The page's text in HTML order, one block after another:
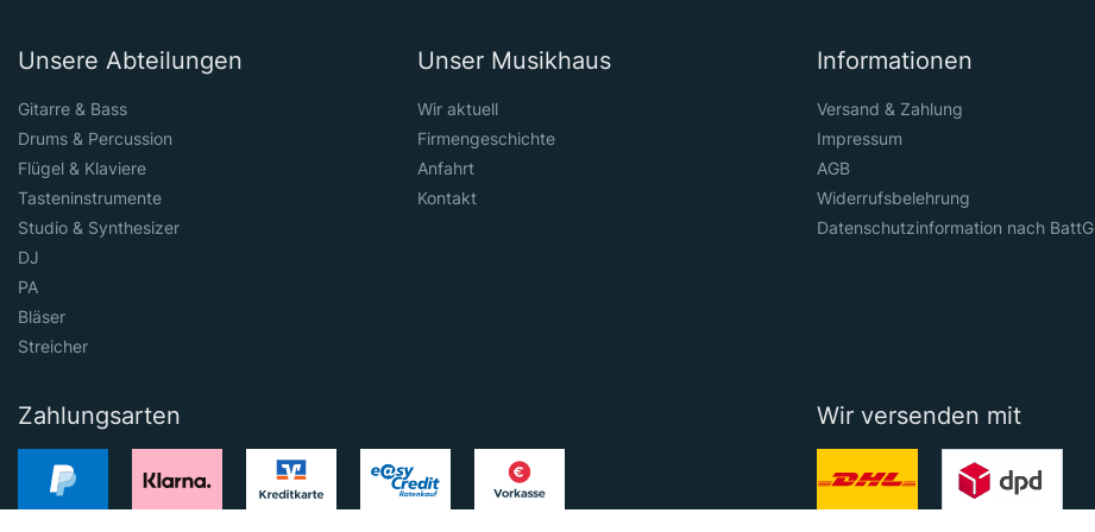
Unsere Abteilungen
Gitarre & Bass
Drums & Percussion
Flügel & Klaviere
Tasteninstrumente
Studio & Synthesizer
DJ
PA
Bläser
Streicher
Unser Musikhaus
Wir aktuell
Firmengeschichte
Anfahrt
Kontakt
Informationen
Versand & Zahlung
Impressum
AGB
Widerrufsbelehrung
Datenschutzinformation nach BattG
Zahlungsarten Wir versenden mit